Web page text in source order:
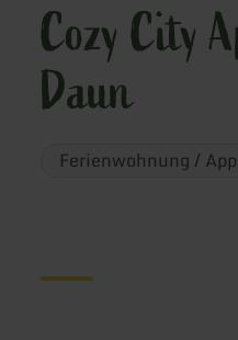
Cozy City
Daun
Ferienwohnung /